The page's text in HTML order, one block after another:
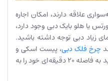
علاقه دارند، امکان اجاره
یا هلو بایک دبی وجود دارد،
زیاد دبی توجه داشته باشید.
چرخ فلک دبی، پیست اسکی و
برج خلیفه هم نزدیک است و می‌توانید به فاصله 20 دقیقه‌ای خود را به